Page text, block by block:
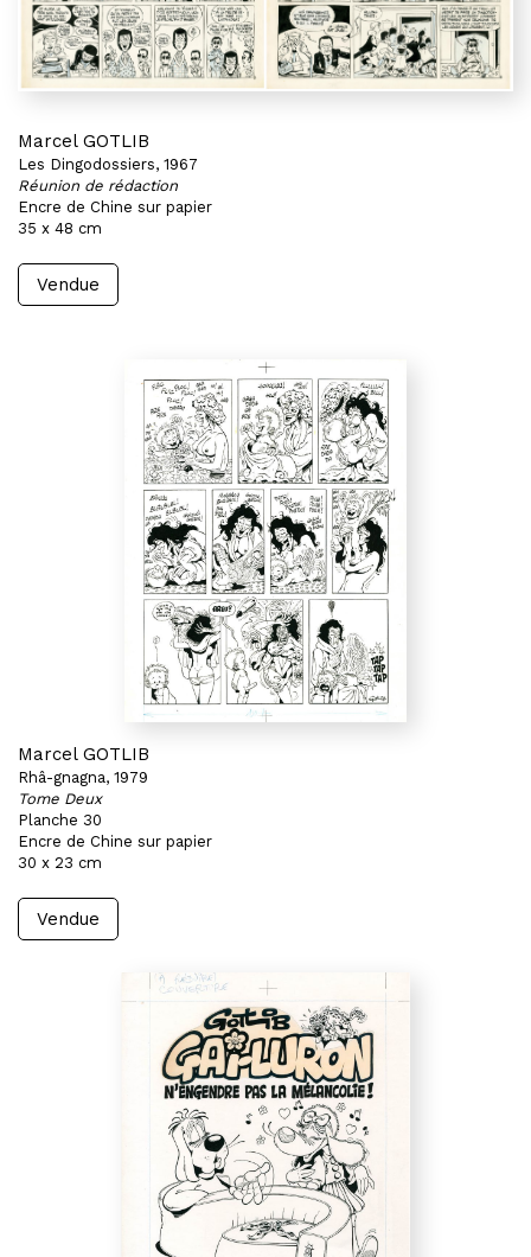
Marcel GOTLIB
Les Dingodossiers, 1967
Réunion de rédaction
Encre de Chine sur papier
35 x 48 cm
Vendue
Marcel GOTLIB
Rhâ-gnagna, 1979
Tome Deux
Planche 30
Encre de Chine sur papier
30 x 23 cm
Vendue